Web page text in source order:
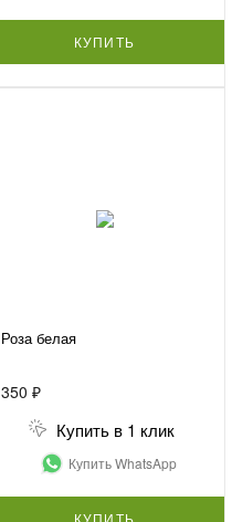
КУПИТЬ
Роза белая
350 ₽
Купить в 1 клик
Купить WhatsApp
КУПИТЬ